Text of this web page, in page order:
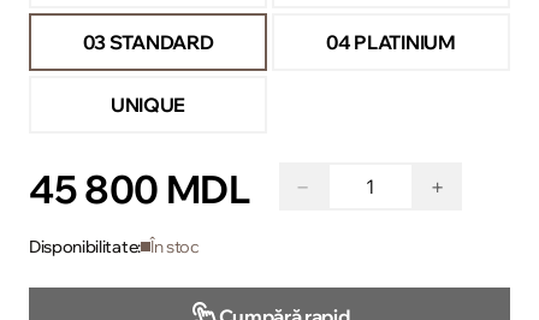
03 STANDARD 04 PLATINIUM
UNIQUE
45 800 MDL − +
Disponibilitate: În stoc